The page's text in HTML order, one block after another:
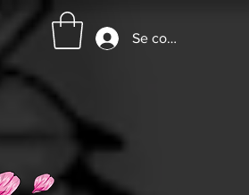
Se connecter